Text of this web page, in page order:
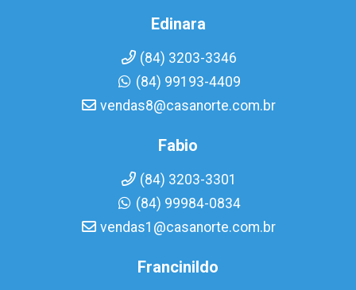
Edinara
(84) 3203-3346
(84) 99193-4409
vendas8@casanorte.com.br
Fabio
(84) 3203-3301
(84) 99984-0834
vendas1@casanorte.com.br
Francinildo